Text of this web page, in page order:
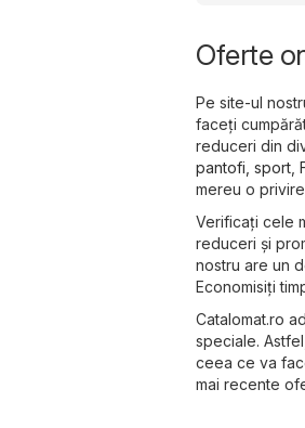
Oferte
Pe site-ul
faceți
reduceri din
pantofi, sport
mereu o
Verificați cele
reduceri și
nostru are un
Economisiți
Catalomat.ro
speciale.
ceea ce va
mai recente